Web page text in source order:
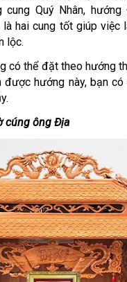
cung Quý Nhân,
là hai cung tốt giúp việc
lộc.
có thể đặt theo hướng
được hướng này, bạn
cúng ông Địa